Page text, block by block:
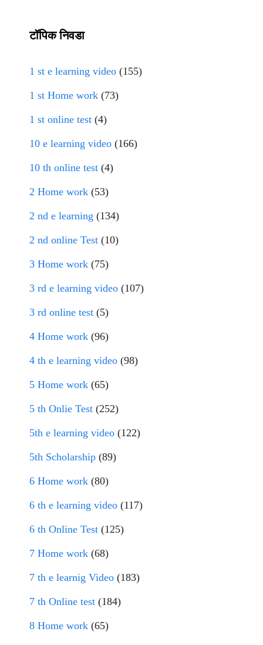
टॉपिक निवडा
1 st e learning video (155)
1 st Home work (73)
1 st online test (4)
10 e learning video (166)
10 th online test (4)
2 Home work (53)
2 nd e learning (134)
2 nd online Test (10)
3 Home work (75)
3 rd e learning video (107)
3 rd online test (5)
4 Home work (96)
4 th e learning video (98)
5 Home work (65)
5 th Onlie Test (252)
5th e learning video (122)
5th Scholarship (89)
6 Home work (80)
6 th e learning video (117)
6 th Online Test (125)
7 Home work (68)
7 th e learnig Video (183)
7 th Online test (184)
8 Home work (65)